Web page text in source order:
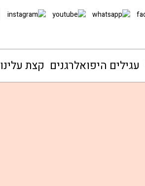
עגילים היפואלרגנים קצת עלינו